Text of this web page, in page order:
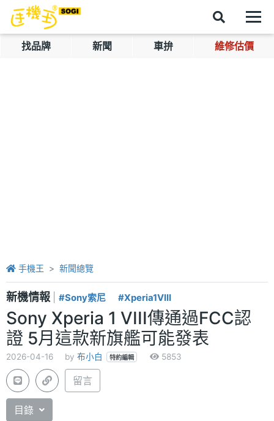
找品牌 新聞 車拚 維修估價
手機王 新聞總覽
新機情報 #Sony索尼 #Xperia1VIII
Sony Xperia 1 VIII傳通過FCC認
證 5月這款新旗艦可能發表
2026-04-16 by 布小白 特約編輯 5853
留言
目錄